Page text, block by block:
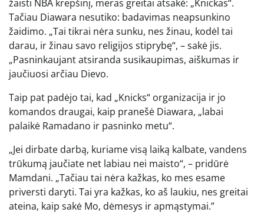
žaisti NBA krepšinį, meras greitai atsakė: „Knickas“.
Tačiau Diawara nesutiko: badavimas neapsunkino
žaidimo. „Tai tikrai nėra sunku, nes žinau, kodėl tai
darau, ir žinau savo religijos stiprybę“, – sakė jis.
„Pasninkaujant atsiranda susikaupimas, aiškumas ir
jaučiuosi arčiau Dievo.
Taip pat padėjo tai, kad „Knicks“ organizacija ir jo
komandos draugai, kaip pranešė Diawara, „labai
palaikė Ramadano ir pasninko metu“.
„Jei dirbate darbą, kuriame visą laiką kalbate, vandens
trūkumą jaučiate net labiau nei maisto“, – pridūrė
Mamdani. „Tačiau tai nėra kažkas, ko mes esame
priversti daryti. Tai yra kažkas, ko aš laukiu, nes greitai
ateina, kaip sakė Mo, dėmesys ir apmąstymai.”